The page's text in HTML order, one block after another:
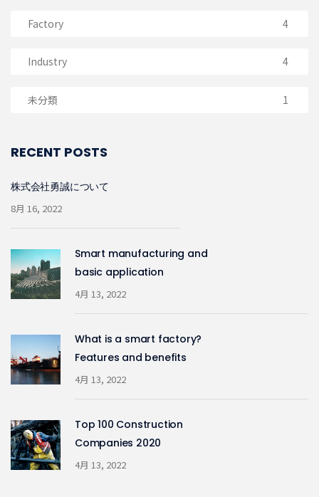
Factory 4
Industry 4
未分類 1
RECENT POSTS
株式会社勇誠について
8月 16, 2022
Smart manufacturing and
basic application
4月 13, 2022
What is a smart factory?
Features and benefits
4月 13, 2022
Top 100 Construction
Companies 2020
4月 13, 2022